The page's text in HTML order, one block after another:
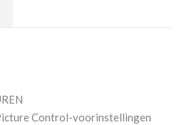
Control-voorinstellingen